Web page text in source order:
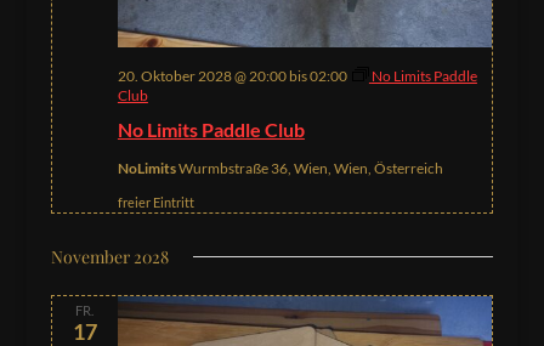
No Limits Paddle Club
20. Oktober 2028 @ 20:00bis02:00
No Limits Paddle
Club
NoLimitsWurmbstraße 36, Wien, Wien, Österreich
freier Eintritt
November 2028
FR.
17